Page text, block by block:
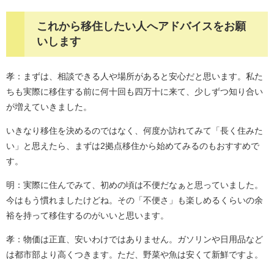
​これから移住したい人へアドバイスをお願
いします
孝：まずは、相談できる人や場所があると安心だと思います。私た
ちも実際に移住する前に何十回も四万十に来て、少しずつ知り合い
が増えていきました。
いきなり移住を決めるのではなく、何度か訪れてみて「長く住みた
い」と思えたら、まずは2拠点移住から始めてみるのもおすすめで
す。
明：実際に住んでみて、初めの頃は不便だなぁと思っていました。
今はもう慣れましたけどね。その「不便さ」も楽しめるくらいの余
裕を持って移住するのがいいと思います。
孝：物価は正直、安いわけではありません。ガソリンや日用品など
は都市部より高くつきます。ただ、野菜や魚は安くて新鮮ですよ。